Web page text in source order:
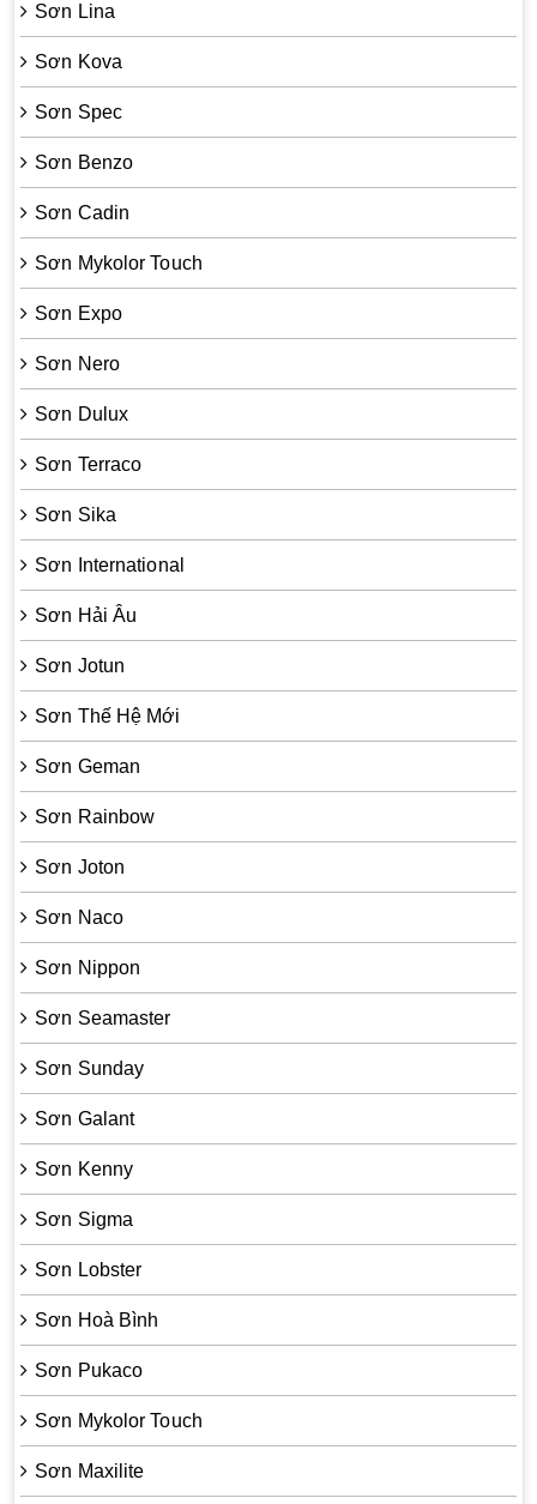
Sơn Lina
Sơn Kova
Sơn Spec
Sơn Benzo
Sơn Cadin
Sơn Mykolor Touch
Sơn Expo
Sơn Nero
Sơn Dulux
Sơn Terraco
Sơn Sika
Sơn International
Sơn Hải Âu
Sơn Jotun
Sơn Thế Hệ Mới
Sơn Geman
Sơn Rainbow
Sơn Joton
Sơn Naco
Sơn Nippon
Sơn Seamaster
Sơn Sunday
Sơn Galant
Sơn Kenny
Sơn Sigma
Sơn Lobster
Sơn Hoà Bình
Sơn Pukaco
Sơn Mykolor Touch
Sơn Maxilite